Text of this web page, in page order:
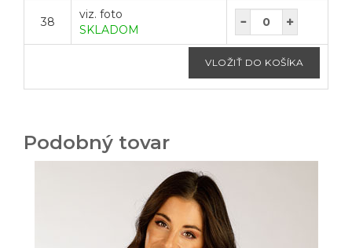
38
viz. foto
SKLADOM
Podobný tovar